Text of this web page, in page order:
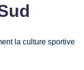
la culture sportive